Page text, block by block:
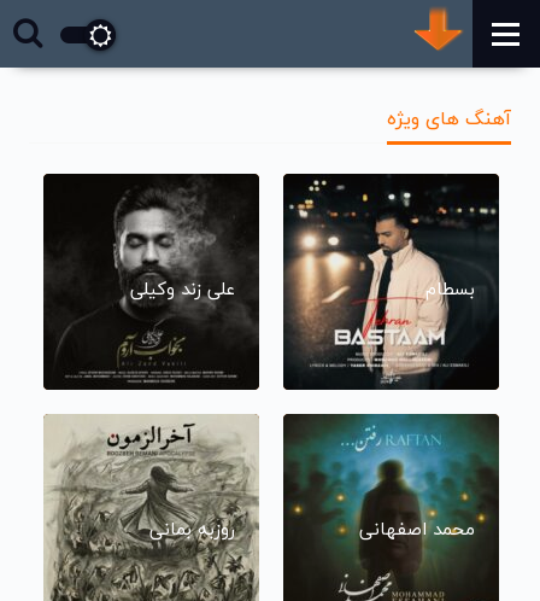
آهنگ های ویژه
بسطام علی زند وکیلی
محمد اصفهانی روزبه بمانی